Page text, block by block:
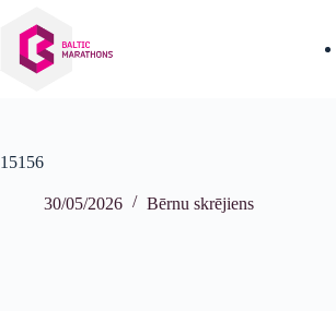
saturu
15156
30/05/2026 Bērnu skrējiens